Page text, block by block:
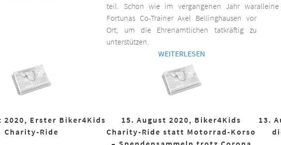
teil. Schon wie im vergangenen Jahr war
Fortunas Co-Trainer Axel Bellinghausen vor
Ort, um die Ehrenamtlichen tatkräftig zu
unterstützen.
WEITERLESEN
alleine
2020, Erster Biker4Kids
Charity-Ride
15. August 2020, Biker4Kids
Charity-Ride statt Motorrad-Korso
13.